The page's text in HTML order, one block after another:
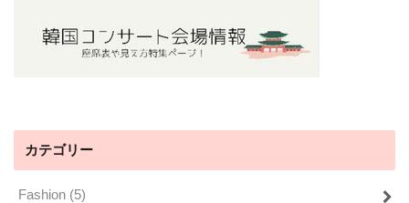
カテゴリー
Fashion (5)